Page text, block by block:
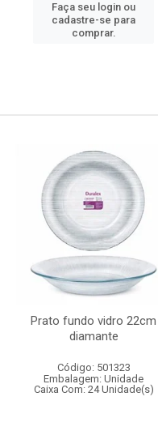
Faça seu login ou
cadastre-se para
comprar.
Prato fundo vidro 22cm
diamante
Código: 501323
Embalagem: Unidade
Caixa Com: 24 Unidade(s)